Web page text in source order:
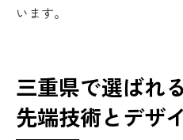
います。
三重県で選ばれ
先端技術とデザ